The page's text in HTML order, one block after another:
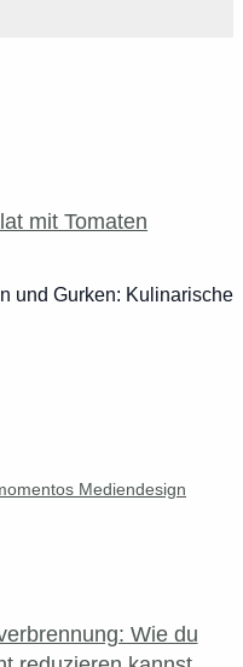
und Gurken: Kulinarische
Mediendesign